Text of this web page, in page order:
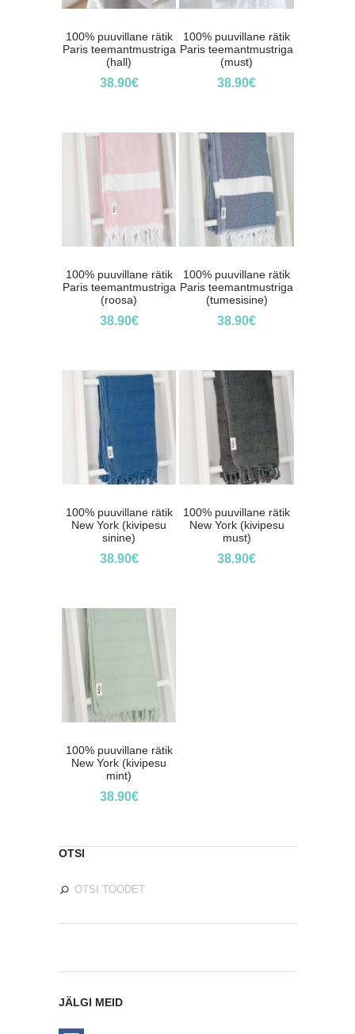
100% puuvillane rätik
Paris teemantmustriga
(hall)
38.90€
100% puuvillane rätik
Paris teemantmustriga
(must)
38.90€
100% puuvillane rätik
Paris teemantmustriga
(roosa)
38.90€
100% puuvillane rätik
Paris teemantmustriga
(tumesisine)
38.90€
100% puuvillane rätik
New York (kivipesu
sinine)
38.90€
100% puuvillane rätik
New York (kivipesu
must)
38.90€
100% puuvillane rätik
New York (kivipesu
mint)
38.90€
OTSI
JÄLGI MEID